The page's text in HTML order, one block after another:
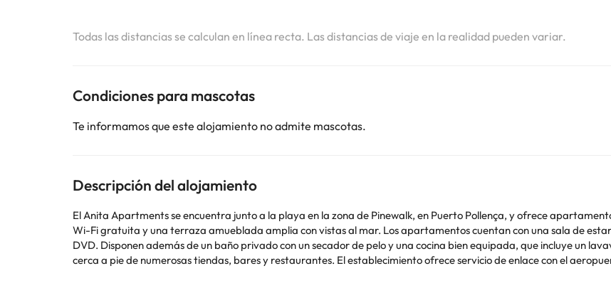
Todas las distancias se calculan en línea recta. Las distancias de viaje en la realidad pueden variar.
Condiciones para mascotas
Te informamos que este alojamiento no admite mascotas.
Descripción del alojamiento
El Anita Apartments se encuentra junto a la playa en la zona de Pinewalk, en Puerto Pollença, y ofrece
Wi-Fi gratuita y una terraza amueblada amplia con vistas al mar. Los apartamentos cuentan con una sala de estar con un sofá, una TV vía satélite y un reproductor de CD y
DVD. Disponen además de un baño privado con un secador de pelo y una cocina bien equipada, que incluye un lavavajillas y una lavadora.
cerca a pie de numerosas tiendas, bares y restaurantes. El establecimiento ofrece servicio de enlace con el